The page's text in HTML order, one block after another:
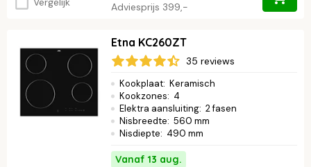
Adviesprijs 399,-
Etna KC260ZT
35 reviews
Kookplaat: Keramisch
Kookzones: 4
Elektra aansluiting: 2 fasen
Nisbreedte: 560 mm
Nisdiepte: 490 mm
Vanaf 13 aug.